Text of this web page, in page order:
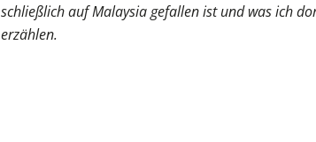
schließlich auf Malaysia gefallen ist und was ich
erzählen.